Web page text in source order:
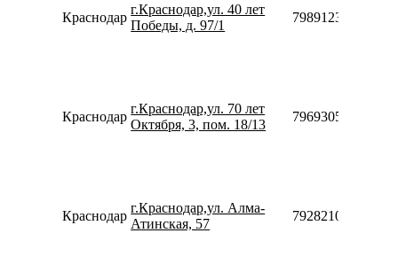
Краснодар
г.Краснодар,ул. 40 лет
Победы, д. 97/1
79891236038
Краснодар
г.Краснодар,ул. 70 лет
Октября, 3, пом. 18/13
79693052865
Краснодар
г.Краснодар,ул. Алма-
Атинская, 57
79282108680